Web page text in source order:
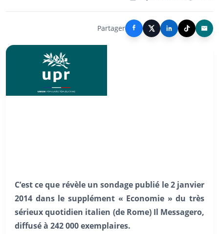
Partager
C’est ce que révèle un sondage publié le 2 janvier
2014 dans le supplément « Economie » du très
sérieux quotidien italien (de Rome) Il Messagero,
diffusé à 242 000 exemplaires.